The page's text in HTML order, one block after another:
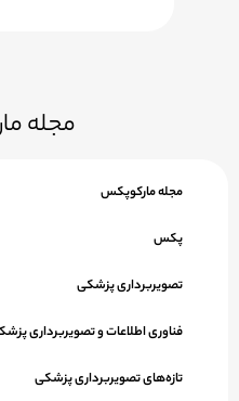
مجله
مجله مارکوپکس
پکس
تصویربرداری پزشکی
فناوری اطلاعات و تصویربرداری
تازه‌های تصویربرداری پزشکی